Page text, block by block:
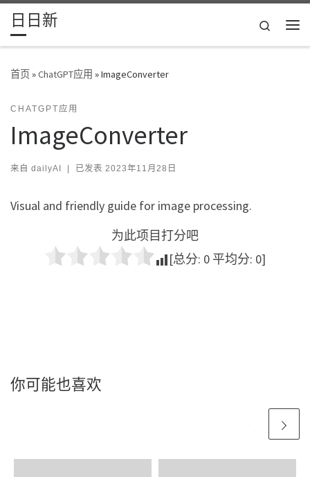
Skip to content
日日新
Search
首页»ChatGPT应用 »ImageConverter
CHATGPT应用
ImageConverter
来自 dailyAI | 已发表 2023年11月28日
Visual and friendly guide for image processing.
为此项目打分吧
[总分: 0 平均分: 0]
你可能也喜欢